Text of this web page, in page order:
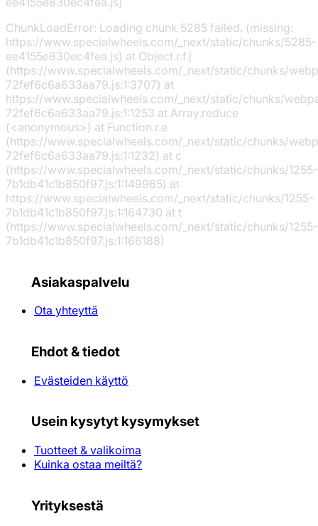
ChunkLoadError: Loading chunk 5285 failed. (missing:
https://www.specialwheels.com/_next/static/chunks/5285-
ee4155e830ec4fea.js) at Object.r.f.j
(https://www.specialwheels.com/_next/static/chunks/
72fef6c6a633aa79.js:1:3707) at
https://www.specialwheels.com/_next/static/chunks/
72fef6c6a633aa79.js:1:1253 at Array.reduce
(<anonymous>) at Function.r.e
(https://www.specialwheels.com/_next/static/chunks/
72fef6c6a633aa79.js:1:1232) at c
(https://www.specialwheels.com/_next/static/chunks/1255-
7b1db41c1b850f97.js:1:149965) at
https://www.specialwheels.com/_next/static/chunks/1255-
7b1db41c1b850f97.js:1:164730 at t
(https://www.specialwheels.com/_next/static/chunks/1255-
7b1db41c1b850f97.js:1:166188)
Asiakaspalvelu
Ota yhteyttä
Ehdot & tiedot
Evästeiden käyttö
Usein kysytyt kysymykset
Tuotteet & valikoima
Kuinka ostaa meiltä?
Yrityksestä